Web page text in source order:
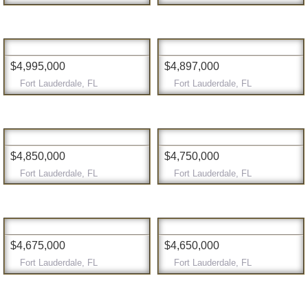
$4,995,000
Fort Lauderdale, FL
$4,897,000
Fort Lauderdale, FL
$4,850,000
Fort Lauderdale, FL
$4,750,000
Fort Lauderdale, FL
$4,675,000
Fort Lauderdale, FL
$4,650,000
Fort Lauderdale, FL